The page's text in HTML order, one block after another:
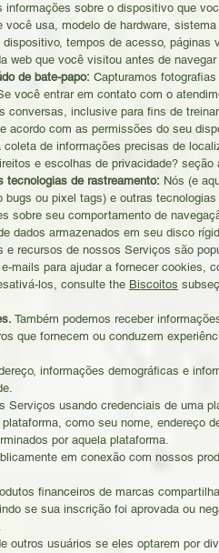
informações sobre o dispositivo que
usa, modelo de hardware,
tempos de acesso,
web que você visitou antes de
de bate-papo: Capturamos
você entrar em contato com o
conversas, inclusive para fins de
acordo com as permissões do seu
de informações precisas de
e escolhas de privacidade? seção
tecnologias de rastreamento: Nós (e
ou pixel tags) e outras
sobre seu comportamento de
dados armazenados em seu disco
recursos de nossos Serviços são
mails para ajudar a fornecer cookies,
los, consulte the Biscoitos
Também podemos receber
que fornecem ou conduzem
informações demográficas e
usando credenciais de uma
como seu nome, endereço
por aquela plataforma.
em conexão com nossos
financeiros de marcas
se sua inscrição foi aprovada ou
outros usuários se eles optarem por